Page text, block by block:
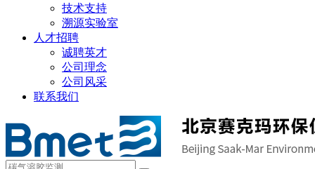
技术支持
溯源实验室
人才招聘
诚聘英才
公司理念
公司风采
联系我们